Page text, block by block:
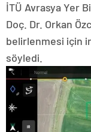
İTÜ Avrasya Yer
Doç. Dr. Orkan
belirlenmesi için
söyledi.